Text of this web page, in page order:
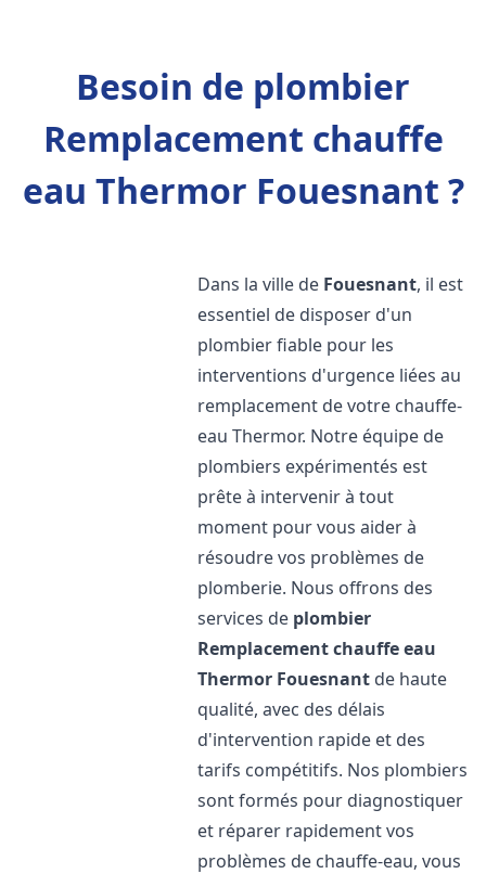
Besoin de plombier
Remplacement chauffe
eau Thermor Fouesnant ?
Dans la ville de Fouesnant, il est
essentiel de disposer d'un
plombier fiable pour les
interventions d'urgence liées au
remplacement de votre chauffe-
eau Thermor. Notre équipe de
plombiers expérimentés est
prête à intervenir à tout
moment pour vous aider à
résoudre vos problèmes de
plomberie. Nous offrons des
services de plombier
Remplacement chauffe eau
Thermor Fouesnant de haute
qualité, avec des délais
d'intervention rapide et des
tarifs compétitifs. Nos plombiers
sont formés pour diagnostiquer
et réparer rapidement vos
problèmes de chauffe-eau, vous